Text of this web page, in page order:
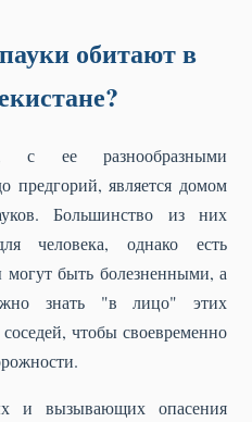
обитают в
с ее разнообразными
предгорий, является домом
Большинство из них
человека, однако есть
могут быть болезненными, а
знать "в лицо" этих
чтобы своевременно
и вызывающих опасения